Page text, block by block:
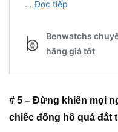
# 5 – Đừng khiến mọi
chiếc đồng hồ quá đắt